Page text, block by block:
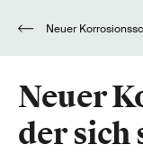
Neuer
der sich